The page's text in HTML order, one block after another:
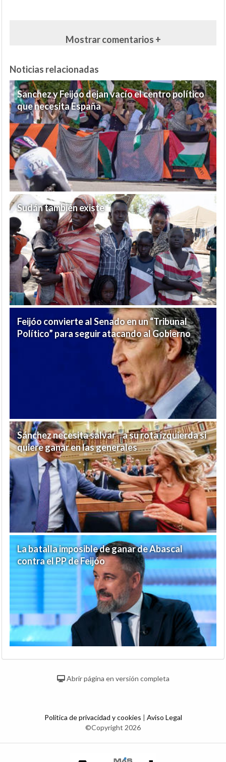
Mostrar comentarios +
Noticias relacionadas
Sanchez y Feijóo dejan vacío el centro político
que necesita España
Sudán también existe
Feijóo convierte al Senado en un “Tribunal
Político” para seguir atacando al Gobierno
Sánchez necesita salvar a su rota izquierda si
quiere ganar en las generales
La batalla imposible de ganar de Abascal
contra el PP de Feijóo
Abrir página en versión completa
Política de privacidad y cookies | Aviso Legal
©Copyright 2026